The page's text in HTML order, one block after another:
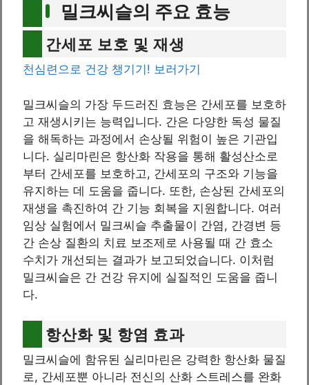
밀크씨슬의 주요 효능
간세포 보호 및 재생
천심련으로 건강 챙기기! 보러가기
밀크씨슬의 가장 두드러진 효능은 간세포를 보호하
고 재생시키는 능력입니다. 간은 다양한 독성 물질
을 해독하는 과정에서 손상될 위험이 높은 기관입
니다. 실리마린은 항산화 작용을 통해 활성산소로
부터 간세포를 보호하고, 간세포의 구조와 기능을
유지하는 데 도움을 줍니다. 또한, 손상된 간세포의
재생을 촉진하여 간 기능 회복을 지원합니다. 여러
임상 실험에서 밀크씨슬 추출물이 간염, 간경변 등
간 손상 질환의 치료 보조제로 사용될 때 간 효소
수치가 개선되는 결과가 보고되었습니다. 이처럼
밀크씨슬은 간 건강 유지에 실질적인 도움을 줍니
다.
항산화 및 항염 효과
밀크씨슬에 함유된 실리마린은 강력한 항산화 물질
로, 간세포뿐 아니라 전신의 산화 스트레스를 완화